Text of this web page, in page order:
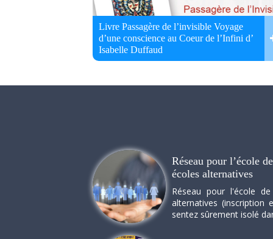
Livre Passagère de l’invisible Voyage
d’une conscience au Coeur de l’Infini d’
Isabelle Duffaud
Réseau pour l’école
écoles alternatives
Réseau pour l'école
alternatives (inscription
sentez sûrement isolé